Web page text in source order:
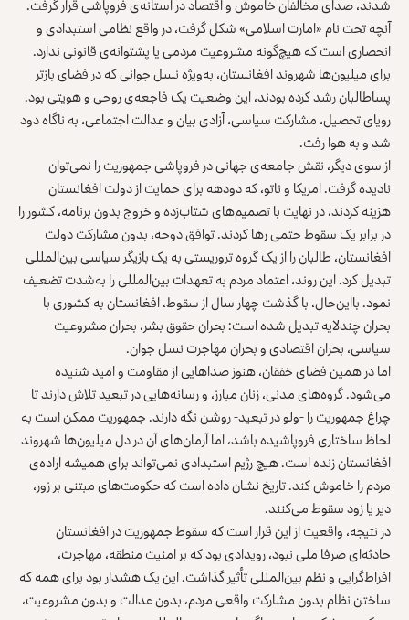
شدند، صدای مخالفان خاموش و اقتصاد در آستانه‌ی فروپاشی قرار گرفت.
آنچه تحت نام «امارت اسلامی» شکل گرفت، در واقع نظامی استبدادی و
انحصاری است که هیچ‌گونه مشروعیت مردمی یا پشتوانه‌ی قانونی ندارد.
برای میلیون‌ها شهروند افغانستان، به‌ویژه نسل جوانی که در فضای بازتر
پساطالبان رشد کرده بودند، این وضعیت یک فاجعه‌ی روحی و هویتی بود.
رویای تحصیل، مشارکت سیاسی، آزادی بیان و عدالت اجتماعی، به ناگاه دود
شد و به هوا رفت.
از سوی دیگر، نقش جامعه‌ی جهانی در فروپاشی جمهوریت را نمی‌توان
نادیده گرفت. امریکا و ناتو، که دودهه برای حمایت از دولت افغانستان
هزینه کردند، در نهایت با تصمیم‌های شتاب‌زده و خروج بدون برنامه، کشور را
در برابر یک سقوط حتمی رها کردند. توافق دوحه، بدون مشارکت دولت
افغانستان، طالبان را از یک گروه تروریستی به یک بازیگر سیاسی بین‌المللی
تبدیل کرد. این روند، اعتماد مردم به تعهدات بین‌المللی را به‌شدت تضعیف
نمود. بااین‌حال، با گذشت چهار سال از سقوط، افغانستان به کشوری با
بحران چندلایه تبدیل شده است: بحران حقوق بشر، بحران مشروعیت
سیاسی، بحران اقتصادی و بحران مهاجرت نسل جوان.
اما در همین فضای خفقان، هنوز صداهایی از مقاومت و امید شنیده
می‌شود. گروه‌های مدنی، زنان مبارز، و رسانه‌هایی در تبعید تلاش دارند تا
چراغ جمهوریت را -ولو در تبعید- روشن نگه دارند. جمهوریت ممکن است به
‌لحاظ ساختاری فروپاشیده باشد، اما آرمان‌های آن در دل میلیون‌ها شهروند
افغانستان زنده است. هیچ رژیم استبدادی نمی‌تواند برای همیشه اراده‌ی
مردم را خاموش کند. تاریخ نشان داده است که حکومت‌های مبتنی بر زور،
دیر یا زود سقوط می‌کنند.
در نتيجه، واقعیت از این قرار است که سقوط جمهوریت در افغانستان
حادثه‌ای صرفا ملی نبود، رویدادی بود که بر امنیت منطقه، مهاجرت،
افراط‌گرایی و نظم بین‌المللی تأثیر گذاشت. این یک هشدار بود برای همه که
ساختن نظام بدون مشارکت واقعی مردم، بدون عدالت و بدون مشروعیت،